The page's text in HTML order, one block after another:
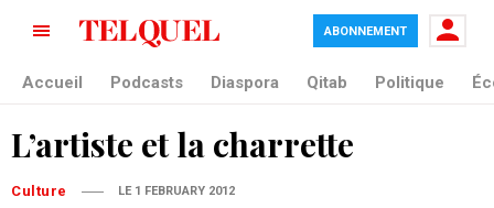
ABONNEMENT
Accueil Podcasts Diaspora Qitab Politique
L’artiste et la charrette
Culture LE 1 FEBRUARY 2012